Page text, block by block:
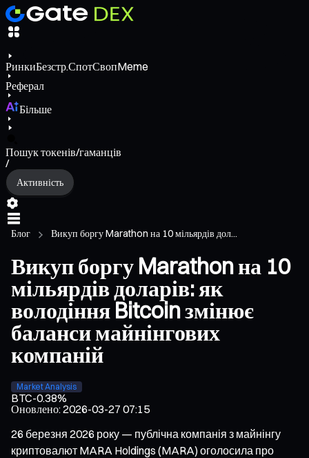
РинкиБезстр.СпотСвопMeme
Реферал
Більше
Пошук токенів/гаманців
/
Активність
Блог Викуп боргу Marathon на 10 мільярдів дол...
Викуп боргу Marathon на 10
мільярдів доларів: як
володіння Bitcoin змінює
баланси майнінгових
компаній
Market Analysis
BTC-0.38%
Оновлено:2026-03-27 07:15
26 березня 2026 року — публічна компанія з майнінгу
криптовалют MARA Holdings (MARA) оголосила про